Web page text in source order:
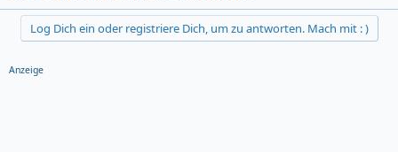
Log Dich ein oder registriere Dich, um zu antworten. Mach mit : )
Anzeige